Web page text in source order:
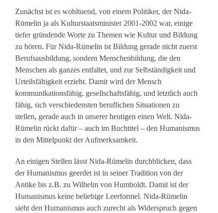
Zunächst ist es wohltuend, von einem Politiker, der Nida-
Rümelin ja als Kulturstaatsminister 2001-2002 war, einige
tiefer gründende Worte zu Themen wie Kultur und Bildung
zu hören. Für Nida-Rümelin ist Bildung gerade nicht zuerst
Berufsausbildung, sondern Menschenbildung, die den
Menschen als ganzes entfaltet, und zur Selbständigkeit und
Urteilsfähigkeit erzieht. Damit wird der Mensch
kommunikationsfähig, gesellschaftsfähig, und letztlich auch
fähig, sich verschiedensten beruflichen Situationen zu
stellen, gerade auch in unserer heutigen einen Welt. Nida-
Rümelin rückt dafür – auch im Buchtitel – den Humanismus
in den Mittelpunkt der Aufmerksamkeit.
An einigen Stellen lässt Nida-Rümelin durchblicken, dass
der Humanismus geerdet ist in seiner Tradition von der
Antike bis z.B. zu Wilhelm von Humboldt. Damit ist der
Humanismus keine beliebige Leerformel. Nida-Rümelin
sieht den Humanismus auch zurecht als Widerspruch gegen